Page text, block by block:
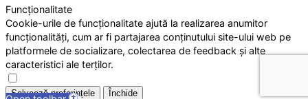
Funcționalitate
Cookie-urile de funcționalitate ajută la realizarea anumitor
funcționalități, cum ar fi partajarea conținutului site-ului web pe
platformele de socializare, colectarea de feedback și alte
caracteristici ale terților.
Salvează preferințele Închide